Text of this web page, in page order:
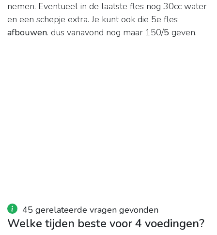
nemen. Eventueel in de laatste fles nog 30cc water
en een schepje extra. Je kunt ook die 5e fles
afbouwen. dus vanavond nog maar 150/5 geven.
45 gerelateerde vragen gevonden
Welke tijden beste voor 4 voedingen?